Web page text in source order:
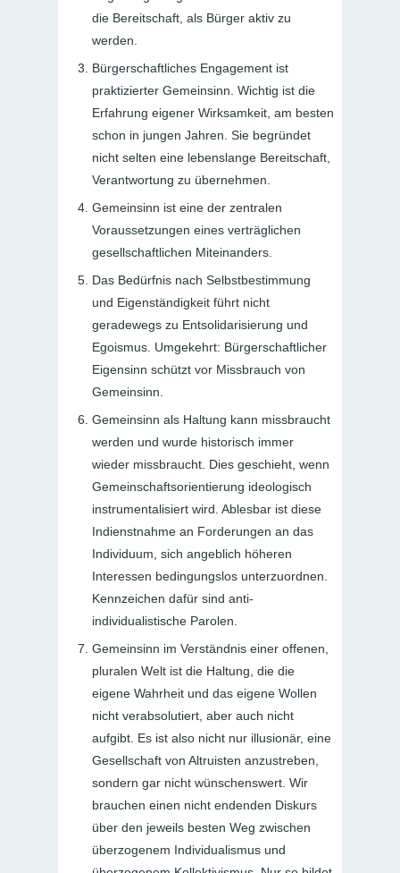
die Bereitschaft, als Bürger aktiv zu
werden.
Bürgerschaftliches Engagement ist
praktizierter Gemeinsinn . Wichtig ist die
Erfahrung eigener Wirksamkeit, am besten
schon in jungen Jahren. Sie begründet
nicht selten eine lebenslange Bereitschaft,
Verantwortung zu übernehmen.
Gemeinsinn ist eine der zentralen
Voraussetzungen eines verträglichen
gesellschaftlichen Miteinanders.
Das Bedürfnis nach Selbstbestimmung
und Eigenständigkeit führt nicht
geradewegs zu Entsolidarisierung und
Egoismus. Umgekehrt: Bürgerschaftlicher
Eigensinn schützt vor Missbrauch von
Gemeinsinn
Gemeinsinn als Haltung kann missbraucht
werden und wurde historisch immer
wieder missbraucht. Dies geschieht, wenn
Gemeinschaftsorientierung ideologisch
instrumentalisiert wird. Ablesbar ist diese
Indienstnahme an Forderungen an das
Individuum, sich angeblich höheren
Interessen bedingungslos unterzuordnen.
Kennzeichen dafür sind anti-
individualistische Parolen.
Gemeinsinn im Verständnis einer offenen,
pluralen Welt ist die Haltung, die die
eigene Wahrheit und das eigene Wollen
nicht verabsolutiert, aber auch nicht
aufgibt. Es ist also nicht nur illusionär, eine
Gesellschaft von Altruisten anzustreben,
sondern gar nicht wünschenswert. Wir
brauchen einen nicht endenden Diskurs
über den jeweils besten Weg zwischen
überzogenem Individualismus und